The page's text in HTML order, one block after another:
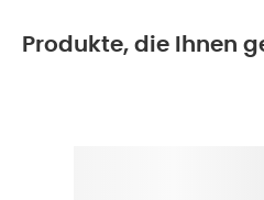
Produkte, die Ihnen